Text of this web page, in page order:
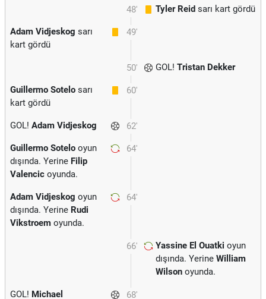
48' Tyler Reid sarı kart gördü
49'
Adam Vidjeskog sarı
kart gördü
50' GOL! Tristan Dekker
60'
Guillermo Sotelo sarı
kart gördü
62'
GOL! Adam Vidjeskog
64'
Guillermo Sotelo oyun
dışında. Yerine Filip
Valencic oyunda.
64'
Adam Vidjeskog oyun
dışında. Yerine Rudi
Vikstroem oyunda.
66' Yassine El Ouatki oyun
dışında. Yerine William
Wilson oyunda.
68'
GOL! Michael